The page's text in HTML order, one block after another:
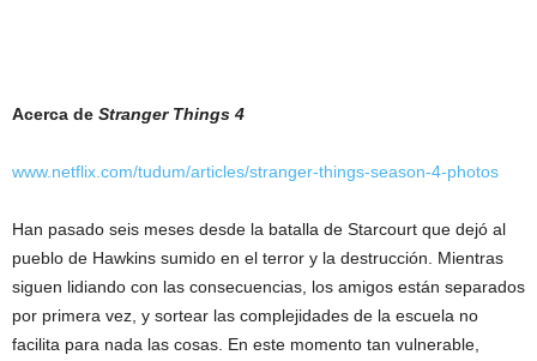
Acerca de Stranger Things 4
www.netflix.com/tudum/articles/stranger-things-season-4-photos
Han pasado seis meses desde la batalla de Starcourt que dejó al
pueblo de Hawkins sumido en el terror y la destrucción. Mientras
siguen lidiando con las consecuencias, los amigos están separados
por primera vez, y sortear las complejidades de la escuela no
facilita para nada las cosas. En este momento tan vulnerable,